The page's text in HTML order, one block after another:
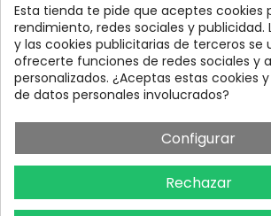
Esta tienda te pide que aceptes cookies
rendimiento, redes sociales y publicidad.
y las cookies publicitarias de terceros se
ofrecerte funciones de redes sociales y
personalizados. ¿Aceptas estas cookies
de datos personales involucrados?
Configurar
Rechazar